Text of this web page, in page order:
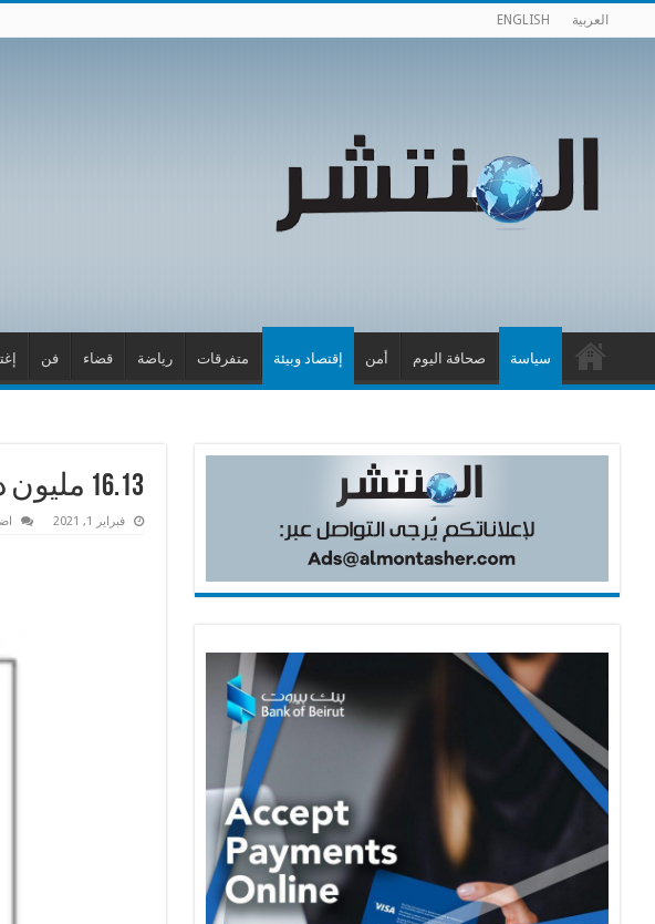
العربية ENGLISH
سياسة صحافة اليوم أمن إقتصاد وبيئة متفرقات رياضة قضاء فن
16.13 مليون دولار مساعدة من اليبان الى لبنان
فبراير 1, 2021